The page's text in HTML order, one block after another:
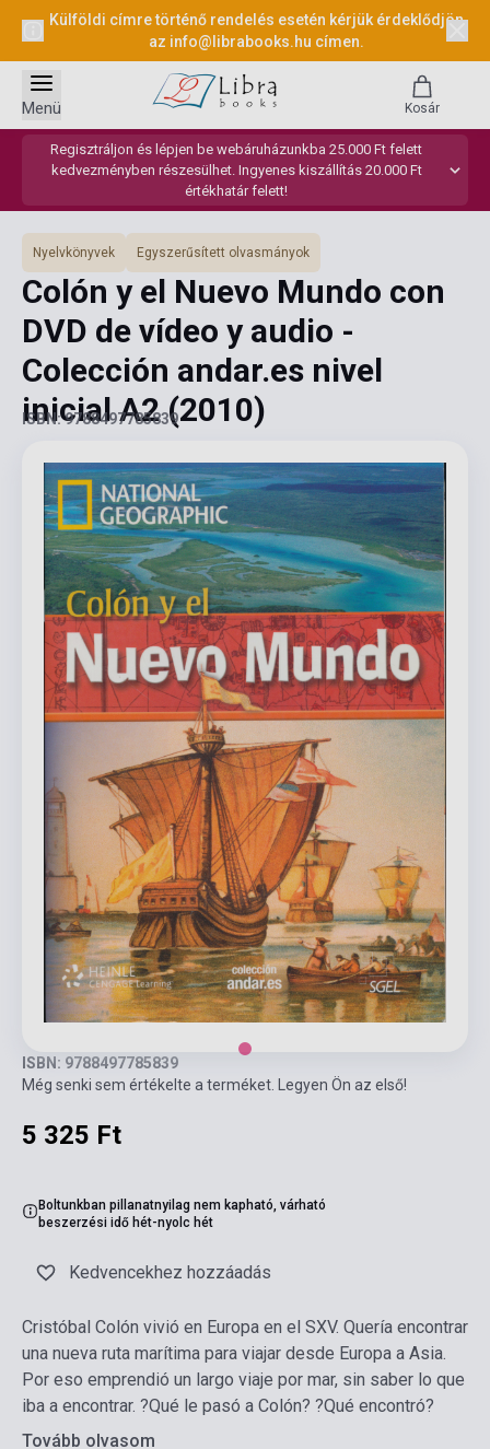
Külföldi címre történő rendelés esetén kérjük érdeklődjön
az info@librabooks.hu címen.
Regisztráljon és lépjen be webáruházunkba 25.000 Ft felett
kedvezményben részesülhet. Ingyenes kiszállítás 20.000 Ft
értékhatár felett!
Menü Kosár
Nyelvkönyvek Egyszerűsített olvasmányok
Colón y el Nuevo Mundo con
DVD de vídeo y audio -
Colección andar.es nivel
inicial A2(2010)
ISBN: 9788497785839
ISBN: 9788497785839
Még senki sem értékelte a terméket. Legyen Ön az első!
5 325 Ft
Boltunkban pillanatnyilag nem kapható, várható
beszerzési idő hét-nyolc hét
Kedvencekhez hozzáadás
Cristóbal Colón vivió en Europa en el SXV. Quería encontrar
una nueva ruta marítima para viajar desde Europa a Asia.
Por eso emprendió un largo viaje por mar, sin saber lo que
iba a encontrar. ?Qué le pasó a Colón? ?Qué encontró?
Tovább olvasom